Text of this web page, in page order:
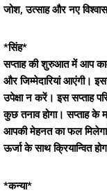
जोश, उत्साह और नए
*सिंह*
सप्ताह की शुरुआत में आप
और जिम्मेदारियां आएंगी।
उपेक्षा न करें। इस सप्ताह
कुछ तनाव होगा। सप्ताह
आपकी मेहनत का फल
ऊर्जा के साथ क्रियान्वित
*कन्या*